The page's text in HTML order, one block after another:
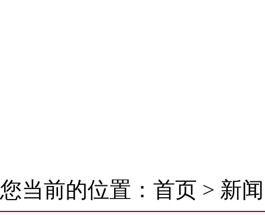
您当前的位置： 首页 > 新